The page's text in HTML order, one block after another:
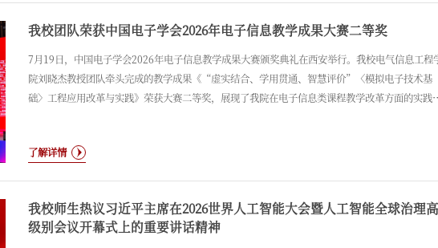
我校团队荣获中国电子学会2026年电子信息教学成果大赛二等奖
7月19日，中国电子学会2026年电子信息教学成果大赛颁奖典礼在西安举行。我校电气信息工程
院刘晓杰教授团队牵头完成的教学成果《“虚实结合、学用贯通、智慧评价”〈模拟电子技术基
础〉工程应用改革与实践》荣获大赛二等奖，展现了我院在电子信息类课程教学改革方面的实践
了解详情
我校师生热议习近平主席在2026世界人工智能大会暨人工智能全球治理高
级别会议开幕式上的重要讲话精神